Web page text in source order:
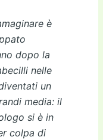
è
dopo la
nelle
un
media: il
si è in
colpa di